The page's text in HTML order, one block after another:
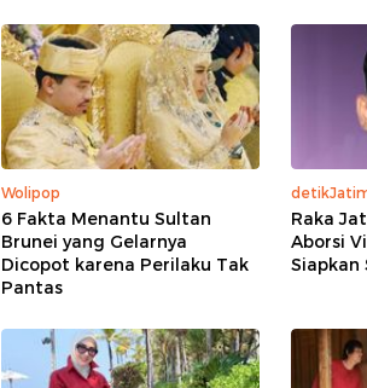
Wolipop
6 Fakta Menantu Sultan
Brunei yang Gelarnya
Dicopot karena Perilaku Tak
Pantas
Raka
Aborsi
Siapkan